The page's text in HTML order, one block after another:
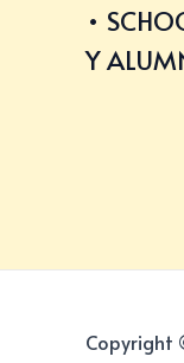
Y
Copyright